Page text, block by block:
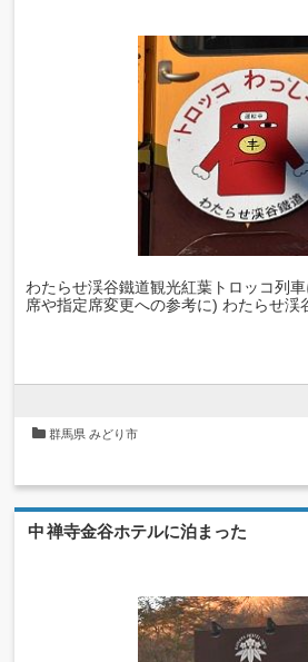
わたらせ渓谷鐵道観光紅葉トロッコ列
席や指定席変更への参考に) わたらせ
群馬県 みどり市
中禅寺金谷ホテルに泊まった